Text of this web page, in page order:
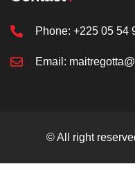
Phone: +225 05 54
Email:
© All right